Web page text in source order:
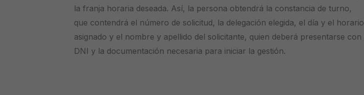
la franja horaria deseada. Así, la persona obtendrá la constancia de turno,
que contendrá el número de solicitud, la delegación elegida, el día y el horario
asignado y el nombre y apellido del solicitante, quien deberá presentarse con
DNI y la documentación necesaria para iniciar la gestión.